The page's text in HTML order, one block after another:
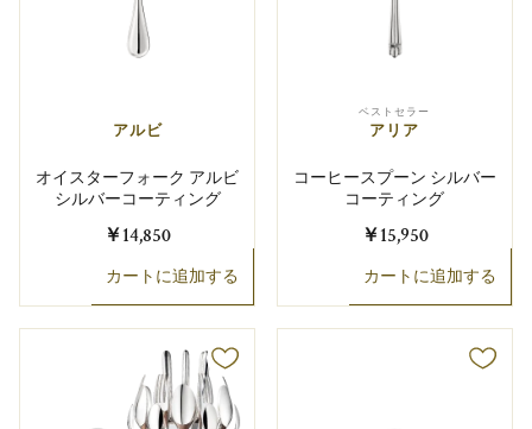
アルビ
オイスターフォーク アルビ
シルバーコーティング
￥14,850
カートに追加する
ベストセラー
アリア
コーヒースプーン シルバー
コーティング
￥15,950
カートに追加する